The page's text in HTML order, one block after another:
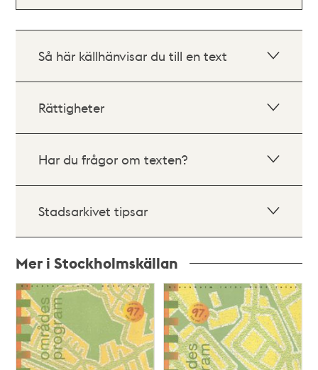
Så här källhänvisar du till en text
Rättigheter
Har du frågor om texten?
Stadsarkivet tipsar
Mer i Stockholmskällan
Relaterade
poster
och
teman